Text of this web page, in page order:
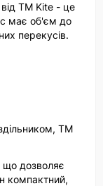
TM Kite - це
має об'єм до
перекусів.
TM
що дозволяє
компактний,